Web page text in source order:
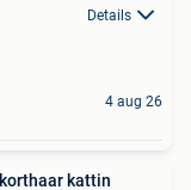
Details
4 aug 26
kattin